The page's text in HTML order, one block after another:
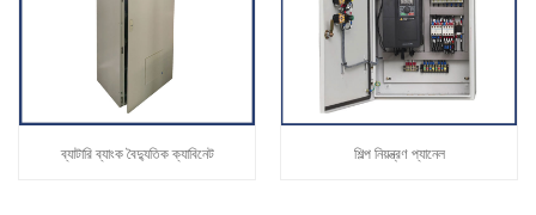
ব্যাটারি ব্যাংক বৈদ্যুতিক ক্যাবিনেট শিল্প নিয়ন্ত্রণ প্যানেল